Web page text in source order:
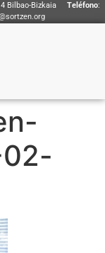
Bilbao-Bizkaia Teléfono: